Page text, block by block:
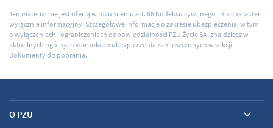
Ten materiał nie jest ofertą w rozumieniu art. 66 Kodeksu cywilnego i ma charakter
wyłącznie informacyjny. Szczegółowe informacje o zakresie ubezpieczenia, w tym
o wyłączeniach i ograniczeniach odpowiedzialności PZU Życie SA, znajdziesz w
aktualnych ogólnych warunkach ubezpieczenia zamieszczonych w sekcji
Dokumenty do pobrania.
O PZU